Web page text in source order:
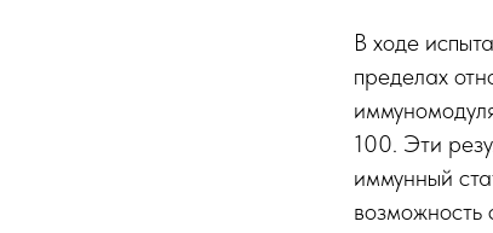
В ходе
пределах
100. Эти
иммунный
возможность